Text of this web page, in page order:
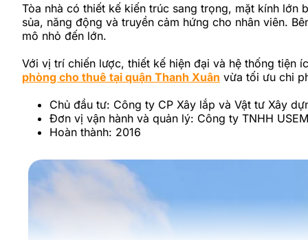
Tòa nhà có thiết kế kiến trúc sang trọng, mặt kính lớn
sủa, năng động và truyền cảm hứng cho nhân viên.
mô nhỏ đến lớn.
Với vị trí chiến lược, thiết kế hiện đại và hệ thống tiện
phòng cho thuê tại quận Thanh Xuân vừa tối ưu chi
Chủ đầu tư: Công ty CP Xây lắp và Vật tư Xây
Đơn vị vận hành và quản lý: Công ty TNHH
Hoàn thành: 2016